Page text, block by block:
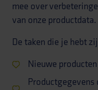
mee over
van onze productdata.
De taken die je hebt
Nieuwe
Productgegevens